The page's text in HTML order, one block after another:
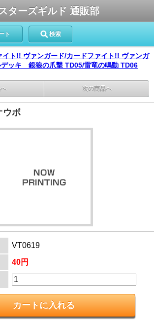
ターズギルド 通販部
ト 検索
イト!! ヴァンガード/カードファイト!! ヴァンガ
デッキ 銀狼の爪撃 TD05/雷竜の鳴動 TD06
次の商品へ
ウボ
VT0619
40円